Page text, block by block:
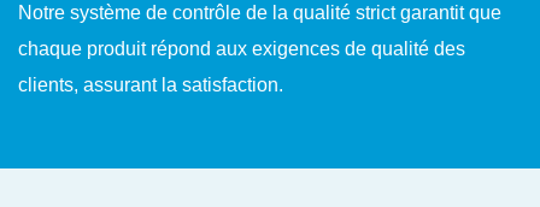
Notre système de contrôle de la qualité strict garantit que
chaque produit répond aux exigences de qualité des
clients, assurant la satisfaction.